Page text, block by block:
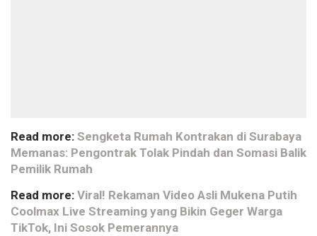
Read more: Sengketa Rumah Kontrakan di Surabaya
Memanas: Pengontrak Tolak Pindah dan Somasi Balik
Pemilik Rumah
Read more: Viral! Rekaman Video Asli Mukena Putih
Coolmax Live Streaming yang Bikin Geger Warga
TikTok, Ini Sosok Pemerannya